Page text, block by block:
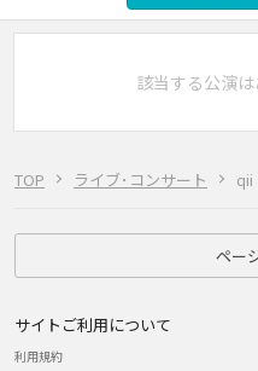
TOP ライブ･コンサート qii
該当する公演は
ペー
サイトご利用について
利用規約